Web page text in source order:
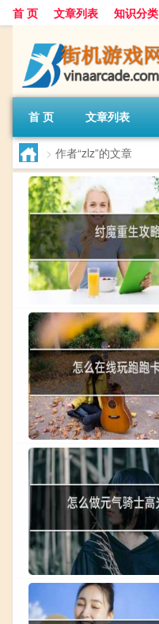
首 页 文章列表 知识分类
首 页 文章列表
> 作者“zlz”的文章